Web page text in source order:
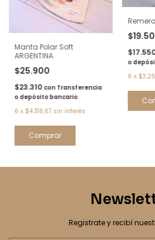
Manta Polar Soft
ARGENTINA
$25.900
$23.310 con Transferencia
o depósito bancario
6 x $4.316,67 sin interés
Remera
o
6 x
Registrate y recibí